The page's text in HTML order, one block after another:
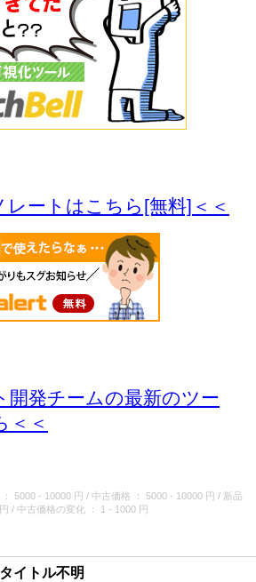
レートはこちら[無料]＜＜
開発チームの最新のツー
＜＜
： 5000 - 10000 円 / 中古価格 ： 5000 - 10000 円 / 新品
/ 中古価格の変化 ： 1 - 1000 円
タイトル不明